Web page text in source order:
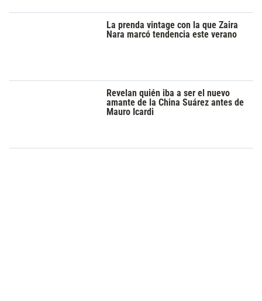
La prenda vintage con la que Zaira
Nara marcó tendencia este verano
Revelan quién iba a ser el nuevo
amante de la China Suárez antes de
Mauro Icardi